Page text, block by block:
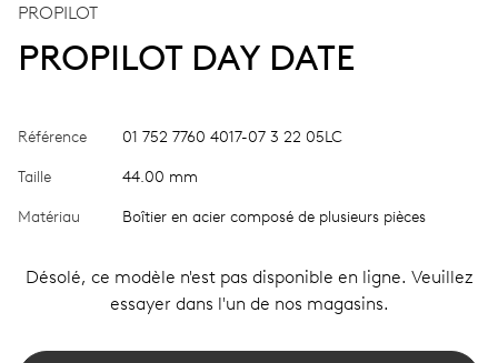
PROPILOT
PROPILOT DAY DATE
Référence 01 752 7760 4017-07 3 22 05LC
Taille 44.00 mm
Matériau Boîtier en acier composé de plusieurs pièces
Désolé, ce modèle n'est pas disponible en ligne. Veuillez
essayer dans l'un de nos magasins.